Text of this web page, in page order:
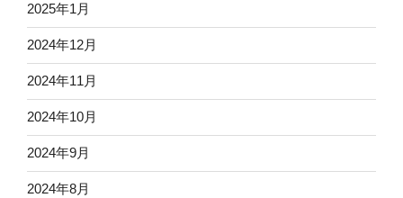
2025年1月
2024年12月
2024年11月
2024年10月
2024年9月
2024年8月